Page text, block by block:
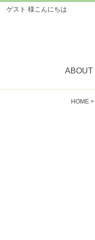
ゲスト 様こんにちは
ABOUT
HOME